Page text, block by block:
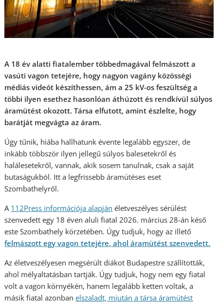
A 18 év alatti fiatalember többedmagával felmászott a
vasúti vagon tetejére, hogy nagyon vagány közösségi
médiás videót készíthessen, ám a 25 kV-os feszültség a
többi ilyen esethez hasonlóan áthúzott és rendkívül súlyos
áramütést okozott. Társa elfutott, amint észlelte, hogy
barátját megvágta az áram.
Úgy tűnik, hiába hallhatunk évente legalább egyszer, de
inkább többször ilyen jellegű súlyos balesetekről és
halálesetekről, vannak, akik sosem tanulnak, csak a saját
butaságukból. Itt a legfrissebb áramütéses eset
Szombathelyről.
A 112Press információja alapján életveszélyes sérülést
szenvedett egy 18 éven aluli fiatal 2026. március 28-án késő
este Szombathely körzetében. Úgy tudjuk, hogy az illető
felmászott egy vagon tetejére, ahol áramütést szenvedett.
Az életveszélyesen megsérült diákot Budapestre szállították,
ahol mélyaltatásban tartják. Úgy tudjuk, hogy nem egy fiatal
volt a vagon környékén, hanem legalább ketten voltak, a
másik fiatal azonbanelszaladt, miután a társa áramütést